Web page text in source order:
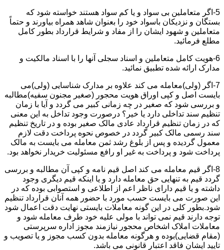
5-اگر متعاملین بی سواد و یا کم سواد هستند خواسته شود که
بستگان و نزدیکان باسواد خود را بعنوان شاهد همراه بیاورند و حتماً
متعاملین و شهود ایشان را از مفاد و شرایط قرارداد بطور کامل
مطلع فرمائید.
6-هویت کامل متعاملین و اسناد سجلی آنها را با اسناد مالکیت و
مدارک ارائه شده تطبیق نمائید.
7-اگر (ولی)معامله می کند علاوه بر مدارک شناسایی (ولی)می
بایست اصل و کپی اوراق هویت محجور (صغیر مجنون سفیه)مطالبه
و بررسی شود که صغیر در چه زمانی کبیر می گردد و آیا با زمان
تنظیم سند تداخلی دارد یا خیر؟ درصورت وجود تداخل به این معنی
که در زمان تنظیم قرارداد عادی مالک صغیر بوده و در تاریخ تنظیم
سند رسمی مالک کبیر گردد در خصوص نحوه پرداخت دقت لازم
معمول گردیده و پس از بلوغ رشد ثمن معامله می بایست به مالک
پرداخت شود و پرداخت به غیر او رافع مسئولیت خریدار نخواهد بود.
8-اگر قیم معامله می کند اصل قیم نامه و کپی آن مطالبه و بررسی
گردد قیم به تنهایی حق معامله دارد و یا اینکه قیم دیگری وجود
داشته و یا قیم دارای ناظر اعم از اطلاعی و استصوابی بوده که در
این صورت می بایست حسب مورد با حضور همه آنان قرارداد تنظیم
شود.بطور کلی در این گونه معاملات بایستی نهایت دقت اعمال شود
توجه دارند قیم نمی تواند با مولی علیه خود طرف معامله شود و
معاملات املاک اشخاص محجور نیازمند مجوز اداره سرپرستی
(مقام قضایی)بوده و هرگونه معامله بدون کسب مجوز و یا تصویب و
تایید ایشان فاقد اعتبار قانونی می باشد.